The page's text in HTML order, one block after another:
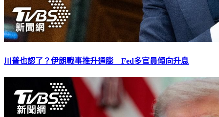
川普也認了？伊朗戰事推升通膨 Fed多官員傾向升息